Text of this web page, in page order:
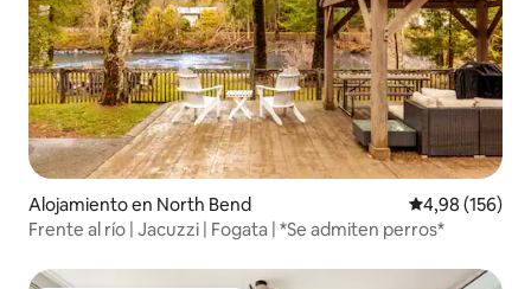
Alojamiento en North Bend Calificación
4,98 (156)
Frente al río | Jacuzzi | Fogata | *Se admiten perros*